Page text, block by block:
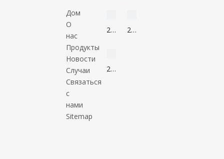
3-метоксипропиламин
Дом
О
нас
Продукты
Новости
Случаи
Связаться
с
нами
Sitemap
2-
6
2-
2-